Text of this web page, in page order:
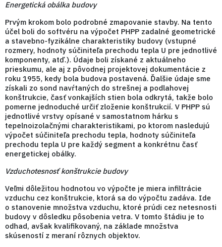
Energetická obálka budovy
Prvým krokom bolo podrobné zmapovanie stavby. Na tento
účel boli do softvéru na výpočet PHPP zadalné geometrické
a stavebno-fyzikálne charakteristiky budovy (vstupné
rozmery, hodnoty súčiniteľa prechodu tepla U pre jednotlivé
komponenty, atď.). Údaje boli získané z aktuálneho
prieskumu, ale aj z pôvodnej projektovej dokumentácie z
roku 1955, kedy bola budova postavená. Ďalšie údaje sme
získali zo sond navŕtaných do strešnej a podlahovej
konštrukcie, časť vonkajších stien bola odkrytá, takže bolo
pomerne jednoduché určiť zloženie konštrukcií. V PHPP sú
jednotlivé vrstvy opísané v samostatnom hárku s
tepelnoizolačnými charakteristikami, po ktorom nasledujú
výpočet súčiniteľa prechodu tepla, hodnoty súčiniteľa
prechodu tepla U pre každý segment a konkrétnu časť
energetickej obálky.
Vzduchotesnosť konštrukcie budovy
Veľmi dôležitou hodnotou vo výpočte je miera infiltrácie
vzduchu cez konštrukcie, ktorá sa do výpočtu zadáva. Ide
o stanovenie množstva vzduchu, ktoré prúdi cez netesnosti
budovy v dôsledku pôsobenia vetra. V tomto štádiu je to
odhad, avšak kvalifikovaný, na základe množstva
skúseností z meraní rôznych objektov.